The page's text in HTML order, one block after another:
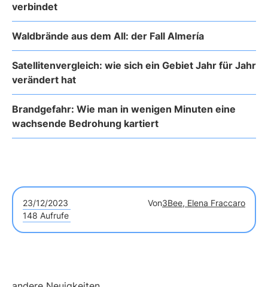
verbindet
Waldbrände aus dem All: der Fall Almería
Satellitenvergleich: wie sich ein Gebiet Jahr für Jahr
verändert hat
Brandgefahr: Wie man in wenigen Minuten eine
wachsende Bedrohung kartiert
23/12/2023 Von3Bee, Elena Fraccaro
148 Aufrufe